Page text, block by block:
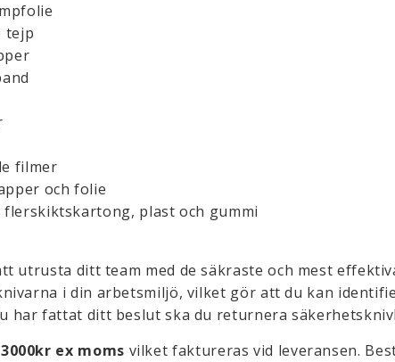
tejp
filmer
och folie
flerskiktskartong, plast och gummi
utrusta ditt team med de säkraste och mest
i din arbetsmiljö, vilket gör att du kan
har fattat ditt beslut ska du returnera
3000kr ex moms vilket faktureras vid leveransen.